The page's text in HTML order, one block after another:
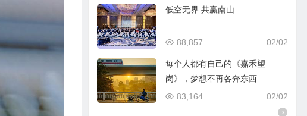
低空无界 共赢南山
02/02
88,857
每个人都有自己的《嘉禾望
岗》，梦想不再各奔东西
02/02
83,164